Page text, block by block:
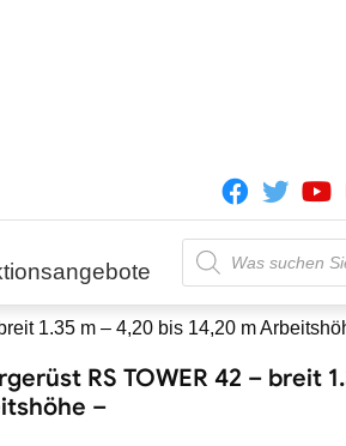
Products
search
1.35 m – 4,20 bis 14,20 m
RS TOWER 42 – breit
–